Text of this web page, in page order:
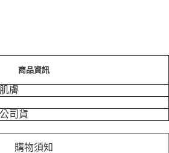
商品資訊
膚
司貨
購物須知